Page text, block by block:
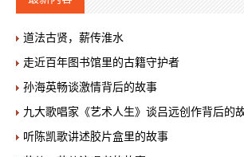
道法古贤，薪传淮水
走近百年图书馆里的古籍守护者
孙海英畅谈激情背后的故事
九大歌唱家《艺术人生》谈吕远创作背后的
听陈凯歌讲述胶片盒里的故事